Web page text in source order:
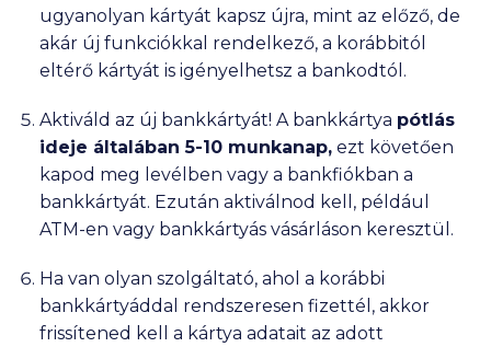
ugyanolyan kártyát kapsz újra, mint az előző, de
akár új funkciókkal rendelkező, a korábbitól
eltérő kártyát is igényelhetsz a bankodtól.
Aktiváld az új bankkártyát! A bankkártya pótlás
ideje általában 5-10 munkanap, ezt követően
kapod meg levélben vagy a bankfiókban a
bankkártyát. Ezután aktiválnod kell, például
ATM-en vagy bankkártyás vásárláson keresztül.
Ha van olyan szolgáltató, ahol a korábbi
bankkártyáddal rendszeresen fizettél, akkor
frissítened kell a kártya adatait az adott